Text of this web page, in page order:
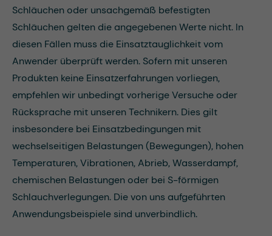
Schläuchen oder unsachgemäß befestigten
Schläuchen gelten die angegebenen Werte nicht. In
diesen Fällen muss die Einsatztauglichkeit vom
Anwender überprüft werden. Sofern mit unseren
Produkten keine Einsatzerfahrungen vorliegen,
empfehlen wir unbedingt vorherige Versuche oder
Rücksprache mit unseren Technikern. Dies gilt
insbesondere bei Einsatzbedingungen mit
wechselseitigen Belastungen (Bewegungen), hohen
Temperaturen, Vibrationen, Abrieb, Wasserdampf,
chemischen Belastungen oder bei S-förmigen
Schlauchverlegungen. Die von uns aufgeführten
Anwendungsbeispiele sind unverbindlich.